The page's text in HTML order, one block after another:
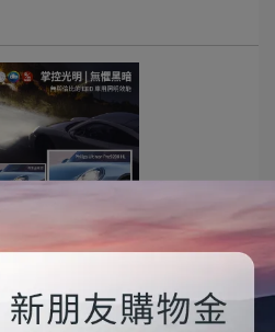
Pro9200（U92）LED 頭燈